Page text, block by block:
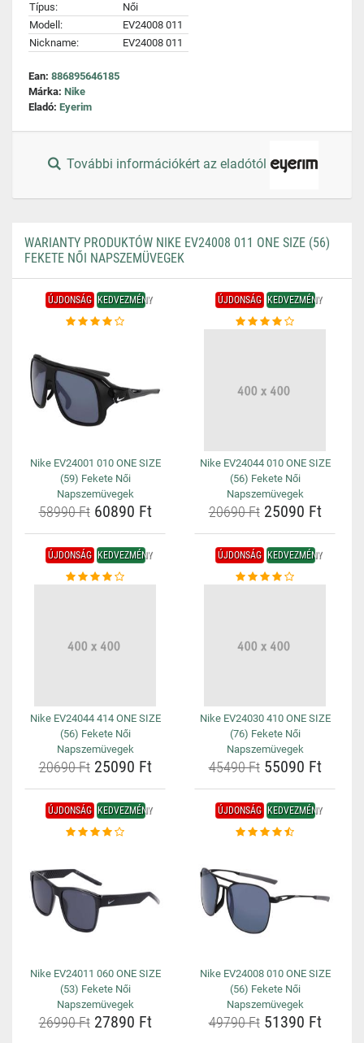
Típus:
Női
Modell:
EV24008 011
Nickname:
EV24008 011
Ean: 886895646185
Márka: Nike
Eladó: Eyerim
További információkért az eladótól
WARIANTY PRODUKTÓW NIKE EV24008 011 ONE SIZE (56)
FEKETE NŐI NAPSZEMÜVEGEK
ÚJDONSÁG KEDVEZMÉNY
Nike EV24001 010 ONE SIZE
(59) Fekete Női
Napszemüvegek
58990 Ft60890 Ft
ÚJDONSÁG KEDVEZMÉNY
Nike EV24044 010 ONE SIZE
(56) Fekete Női
Napszemüvegek
20690 Ft25090 Ft
ÚJDONSÁG KEDVEZMÉNY
Nike EV24044 414 ONE SIZE
(56) Fekete Női
Napszemüvegek
20690 Ft25090 Ft
ÚJDONSÁG KEDVEZMÉNY
Nike EV24030 410 ONE SIZE
(76) Fekete Női
Napszemüvegek
45490 Ft55090 Ft
ÚJDONSÁG KEDVEZMÉNY
Nike EV24011 060 ONE SIZE
(53) Fekete Női
Napszemüvegek
26990 Ft27890 Ft
ÚJDONSÁG KEDVEZMÉNY
Nike EV24008 010 ONE SIZE
(56) Fekete Női
Napszemüvegek
49790 Ft51390 Ft